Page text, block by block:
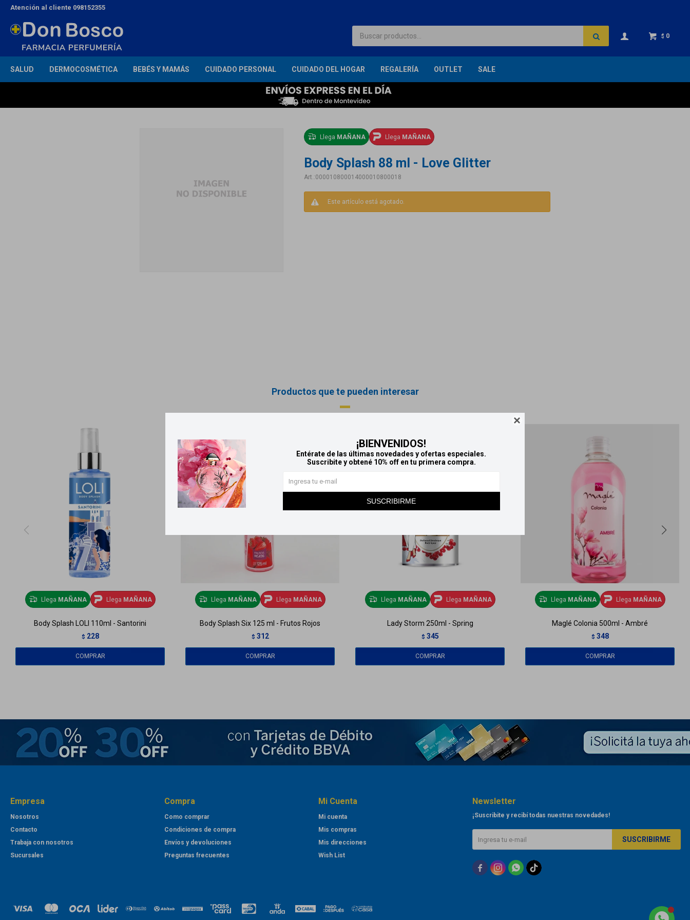

¡BIENVENIDOS!
Entérate de las últimas novedades y ofertas especiales.
Suscribite y obtené 10% off en tu primera compra.
SUSCRIBIRME
SALUD DERMOCOSMÉTICA BEBÉS Y MAMÁS CUIDADO PERSONAL CUIDADO DEL HOGAR REGALERÍA OUTLET SALE
$ 0
Atención al cliente 098152355
Llega MAÑANA Llega MAÑANA
Body Splash 88 ml - Love Glitter
000010800014000010800018
Este artículo está agotado.
Productos que te pueden interesar
Llega MAÑANA Llega MAÑANA
Body Splash LOLI 110ml - Santorini
$ 228
Llega MAÑANA Llega MAÑANA
Body Splash Six 125 ml - Frutos Rojos
$ 312
Llega MAÑANA Llega MAÑANA
Lady Storm 250ml - Spring
$ 345
Llega MAÑANA Llega MAÑANA
Maglé Colonia 500ml - Ambré
$ 348
Empresa
Nosotros
Contacto
Trabaja con nosotros
Sucursales
Compra
Como comprar
Condiciones de compra
Envíos y devoluciones
Preguntas frecuentes
Mi Cuenta
Mi cuenta
Mis compras
Mis direcciones
Wish List
Newsletter
¡Suscribite y recibí todas nuestras novedades!
SUSCRIBIRME
  